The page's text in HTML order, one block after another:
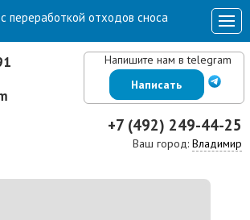
Напишите нам в telegram
Написать
+7 (492) 249-44-25
Ваш город: Владимир
переработкой отходов сноса